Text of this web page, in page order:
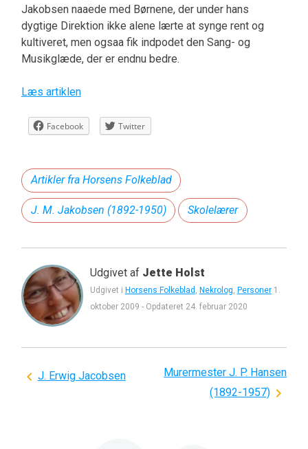
Jakobsen naaede med Børnene, der under hans
dygtige Direktion ikke alene lærte at synge rent og
kultiveret, men ogsaa fik indpodet den Sang- og
Musikglæde, der er endnu bedre.
Læs artiklen
Facebook Twitter
Artikler fra Horsens Folkeblad
J. M. Jakobsen (1892-1950) Skolelærer
Udgivet af Jette Holst
Udgivet i Horsens Folkeblad Nekrolog Personer 1.
oktober 2009 - Opdateret 24. februar 2020
Indlægsnavigation
J. Erwig Jacobsen
Murermester J. P. Hansen
(1892-1957)